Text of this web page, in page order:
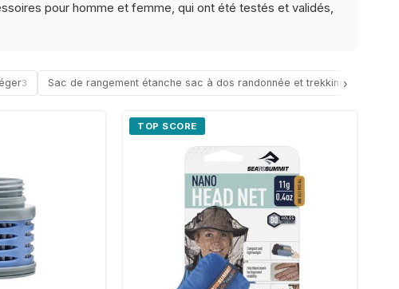
pour homme et femme, qui ont été testés et validés,
3 Sac de rangement étanche sac à dos randonnée et trekking2
›
TOP SCORE